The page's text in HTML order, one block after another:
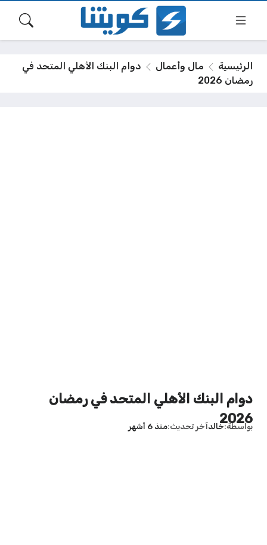
الرئيسية مال وأعمال
دوام البنك الأهلي المتحد في
رمضان 2026
دوام البنك الأهلي المتحد في رمضان
2026
بواسطة خالدآخر تحديث منذ 6 أشهر